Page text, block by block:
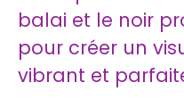
balai et le noir
pour créer un
vibrant et